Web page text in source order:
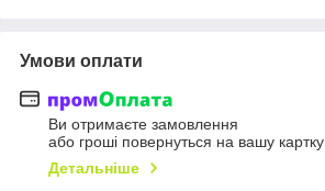
Умови оплати
Ви отримаєте замовлення
або гроші повернуться на вашу картку
Детальніше